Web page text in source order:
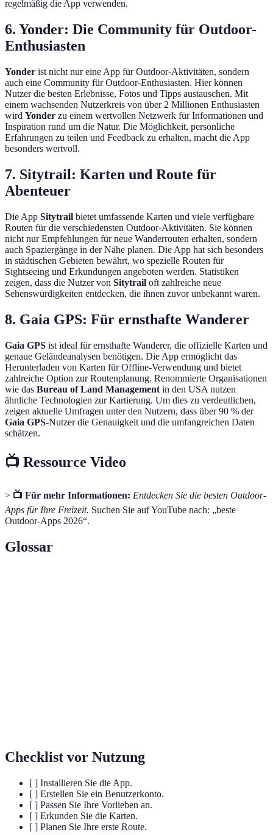
regelmäßig die App verwenden.
6. Yonder: Die Community für Outdoor-
Enthusiasten
Yonder ist nicht nur eine App für Outdoor-Aktivitäten, sondern
auch eine Community für Outdoor-Enthusiasten. Hier können
Nutzer die besten Erlebnisse, Fotos und Tipps austauschen. Mit
einem wachsenden Nutzerkreis von über 2 Millionen Enthusiasten
wird Yonder zu einem wertvollen Netzwerk für Informationen und
Inspiration rund um die Natur. Die Möglichkeit, persönliche
Erfahrungen zu teilen und Feedback zu erhalten, macht die App
besonders wertvoll.
7. Sitytrail: Karten und Route für
Abenteuer
Die App Sitytrail bietet umfassende Karten und viele verfügbare
Routen für die verschiedensten Outdoor-Aktivitäten. Sie können
nicht nur Empfehlungen für neue Wanderrouten erhalten, sondern
auch Spaziergänge in der Nähe planen. Die App hat sich besonders
in städtischen Gebieten bewährt, wo spezielle Routen für
Sightseeing und Erkundungen angeboten werden. Statistiken
zeigen, dass die Nutzer von Sitytrail oft zahlreiche neue
Sehenswürdigkeiten entdecken, die ihnen zuvor unbekannt waren.
8. Gaia GPS: Für ernsthafte Wanderer
Gaia GPS ist ideal für ernsthafte Wanderer, die offizielle Karten und
genaue Geländeanalysen benötigen. Die App ermöglicht das
Herunterladen von Karten für Offline-Verwendung und bietet
zahlreiche Option zur Routenplanung. Renommierte Organisationen
wie das Bureau of Land Management in den USA nutzen
ähnliche Technologien zur Kartierung. Um dies zu verdeutlichen,
zeigen aktuelle Umfragen unter den Nutzern, dass über 90 % der
Gaia GPS-Nutzer die Genauigkeit und die umfangreichen Daten
schätzen.
📺 Ressource Video
> 📺 Für mehr Informationen: Entdecken Sie die besten Outdoor-
Apps für Ihre Freizeit. Suchen Sie auf YouTube nach: „beste
Outdoor-Apps 2026“.
Glossar
Checklist vor Nutzung
[ ] Installieren Sie die App.
[ ] Erstellen Sie ein Benutzerkonto.
[ ] Passen Sie Ihre Vorlieben an.
[ ] Erkunden Sie die Karten.
[ ] Planen Sie Ihre erste Route.